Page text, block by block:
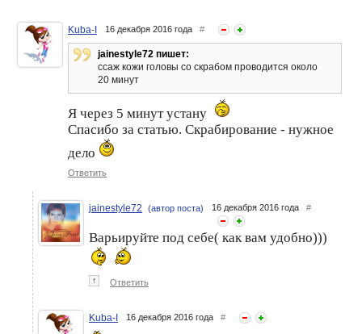
Задачи №5
Kuba-I 16 декабря 2016 года #
jainestyle72 пишет:
ссаж кожи головы со скрабом проводится около
20 минут
Я через 5 минут устану
Спасибо за статью. Скрабирование - нужное
дело
Ответить
jainestyle72 (автор поста) 16 декабря 2016 года #
Варьируйте под себе( как вам удобно)))
↑ Ответить
Kuba-I 16 декабря 2016 года #